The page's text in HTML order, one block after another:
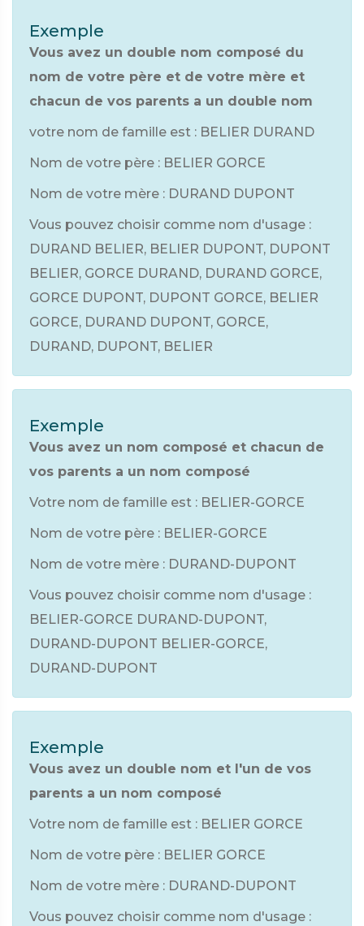
Exemple
Vous avez un double nom composé du
nom de votre père et de votre mère et
chacun de vos parents a un double nom
votre nom de famille est : BELIER DURAND
Nom de votre père : BELIER GORCE
Nom de votre mère : DURAND DUPONT
Vous pouvez choisir comme nom d'usage :
DURAND BELIER, BELIER DUPONT, DUPONT
BELIER, GORCE DURAND, DURAND GORCE,
GORCE DUPONT, DUPONT GORCE, BELIER
GORCE, DURAND DUPONT, GORCE,
DURAND, DUPONT, BELIER
Exemple
Vous avez un nom composé et chacun de
vos parents a un nom composé
Votre nom de famille est : BELIER-GORCE
Nom de votre père : BELIER-GORCE
Nom de votre mère : DURAND-DUPONT
Vous pouvez choisir comme nom d'usage :
BELIER-GORCE DURAND-DUPONT,
DURAND-DUPONT BELIER-GORCE,
DURAND-DUPONT
Exemple
Vous avez un double nom et l'un de vos
parents a un nom composé
Votre nom de famille est : BELIER GORCE
Nom de votre père : BELIER GORCE
Nom de votre mère : DURAND-DUPONT
Vous pouvez choisir comme nom d'usage :